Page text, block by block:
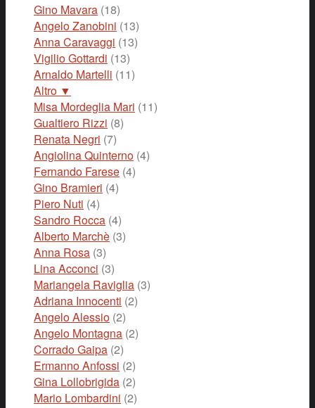
Gino Mavara (18)
Angelo Zanobini (13)
Anna Caravaggi (13)
Vigilio Gottardi (13)
Arnaldo Martelli (11)
Altro ▼
Misa Mordeglia Mari (11)
Gualtiero Rizzi (8)
Renata Negri (7)
Angiolina Quinterno (4)
Fernando Farese (4)
Gino Bramieri (4)
Piero Nuti (4)
Sandro Rocca (4)
Alberto Marchè (3)
Anna Rosa (3)
Lina Acconci (3)
Mariangela Raviglia (3)
Adriana Innocenti (2)
Angelo Alessio (2)
Angelo Montagna (2)
Corrado Gaipa (2)
Ermanno Anfossi (2)
Gina Lollobrigida (2)
Mario Lombardini (2)